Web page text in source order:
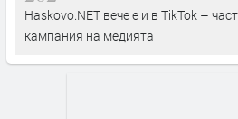
Haskovo.NET вече е и в TikTok –
кампания на медията